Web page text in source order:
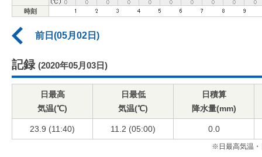
時刻
前日(05月02日)
記録 (2020年05月03日)
日最高
気温(℃)
日最低
気温(℃)
日積算
降水量(mm)
23.9 (11:40) 11.2 (05:00) 0.0
※日最高気温・